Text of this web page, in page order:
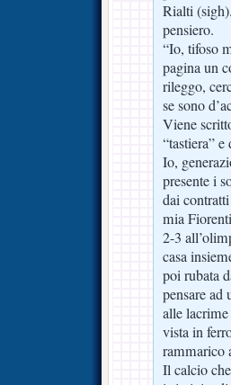
Rialti
pensiero.
“Io, tifoso
pagina un
rileggo,
se sono
Viene
“tastiera”
Io,
presente i
dai
mia
2-3
casa
poi rubata
pensare
alle
vista in
rammarico
Il calcio